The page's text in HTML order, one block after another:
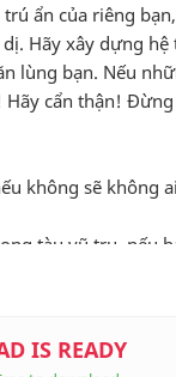
ẩn của riêng
Hãy xây dựng
lùng bạn. Nếu
cẩn thận!
không sẽ không
tàu vũ trụ, nếu